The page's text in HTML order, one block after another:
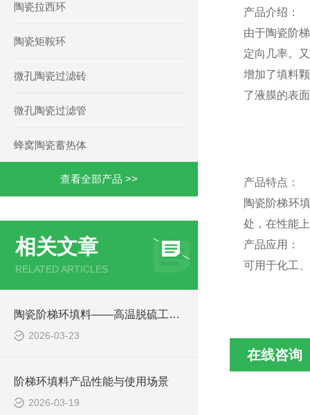
陶瓷拉西环
陶瓷矩鞍环
微孔陶瓷过滤砖
微孔陶瓷过滤管
蜂窝陶瓷蓄热体
查看全部产品 >>
相关文章
RELATED ARTICLES
陶瓷阶梯环填料——高温脱硫工况专用耐磨抗腐填料
2026-03-23
阶梯环填料产品性能与使用场景
2026-03-19
产品介绍：
由于陶瓷阶
定向几率。
增加了填料
了液膜的表
产品特点：
陶瓷阶梯环
处，在性能
产品应用：
可用于化工
在线咨询